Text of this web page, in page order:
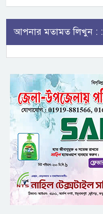
আপনার মতামত লিখুন : :